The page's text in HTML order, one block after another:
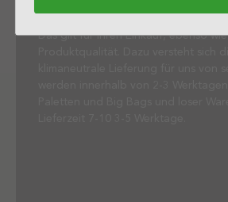
Das gilt für Ihren Einkauf, ebenso